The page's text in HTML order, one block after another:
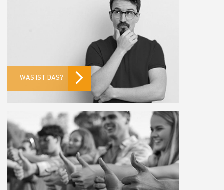
WAS IST DAS?